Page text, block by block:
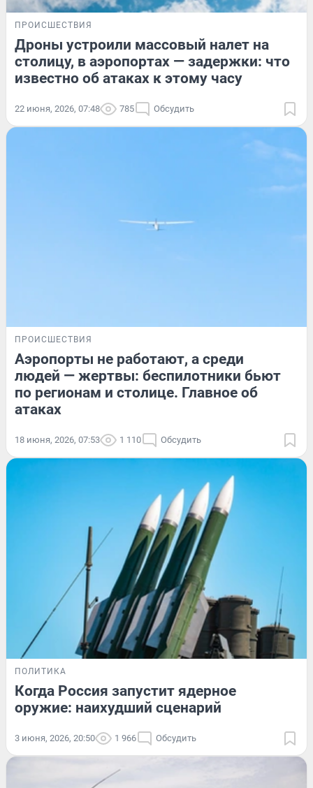
ПРОИСШЕСТВИЯ
Дроны устроили массовый налет на
столицу, в аэропортах — задержки: что
известно об атаках к этому часу
22 июня, 2026, 07:48 785 Обсудить
ПРОИСШЕСТВИЯ
Аэропорты не работают, а среди
людей — жертвы: беспилотники бьют
по регионам и столице. Главное об
атаках
18 июня, 2026, 07:53 1 110 Обсудить
ПОЛИТИКА
Когда Россия запустит ядерное
оружие: наихудший сценарий
3 июня, 2026, 20:50 1 966 Обсудить